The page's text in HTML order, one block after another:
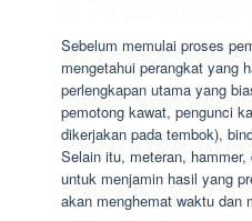
Sebelum memulai proses
mengetahui perangkat yang
perlengkapan utama yang
pemotong kawat, pengunci
dikerjakan pada tembok),
Selain itu, meteran,
untuk menjamin hasil yang
akan menghemat waktu dan